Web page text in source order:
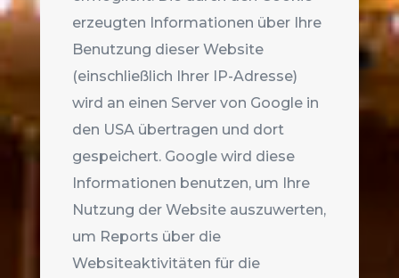
erzeugten Informationen über Ihre
Benutzung dieser Website
(einschließlich Ihrer IP-Adresse)
wird an einen Server von Google in
den USA übertragen und dort
gespeichert. Google wird diese
Informationen benutzen, um Ihre
Nutzung der Website auszuwerten,
um Reports über die
Websiteaktivitäten für die